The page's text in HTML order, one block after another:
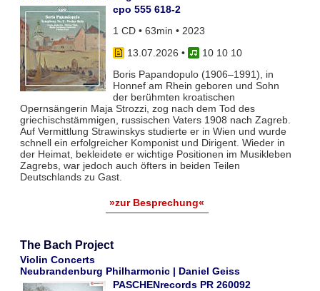
cpo 555 618-2
1 CD • 63min • 2023
13.07.2026 •
10 10 10
Boris Papandopulo (1906–1991), in
Honnef am Rhein geboren und Sohn
der berühmten kroatischen
Opernsängerin Maja Strozzi, zog nach dem Tod des
griechischstämmigen, russischen Vaters 1908 nach Zagreb.
Auf Vermittlung Strawinskys studierte er in Wien und wurde
schnell ein erfolgreicher Komponist und Dirigent. Wieder in
der Heimat, bekleidete er wichtige Positionen im Musikleben
Zagrebs, war jedoch auch öfters in beiden Teilen
Deutschlands zu Gast.
»zur Besprechung«
The Bach Project
Violin Concerts
Neubrandenburg Philharmonic | Daniel Geiss
PASCHENrecords PR 260092